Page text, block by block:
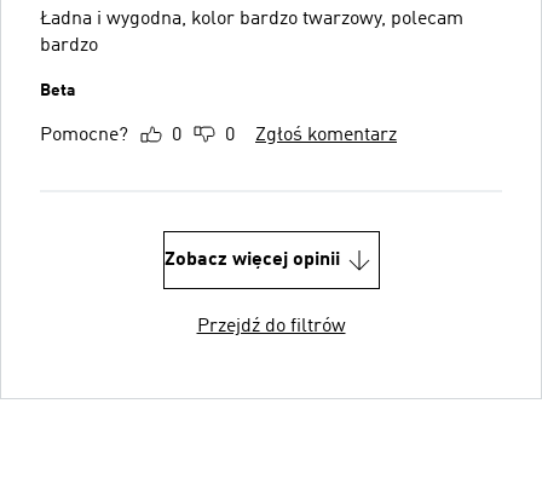
Ładna i wygodna, kolor bardzo twarzowy, polecam
bardzo
Beta
Pomocne? 0 0 Zgłoś komentarz
Zobacz więcej opinii
Przejdź do filtrów